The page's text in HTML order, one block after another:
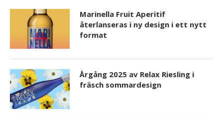
Marinella Fruit Aperitif
återlanseras i ny design i ett nytt
format
Årgång 2025 av Relax Riesling i
fräsch sommardesign